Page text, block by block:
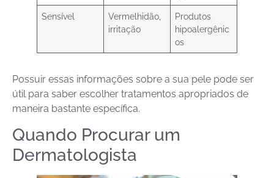
Sensível
Vermelhidão,
irritação
Produtos
hipoalergênic
os
Possuir essas informações sobre a sua pele pode ser
útil para saber escolher tratamentos apropriados de
maneira bastante específica.
Quando Procurar um
Dermatologista